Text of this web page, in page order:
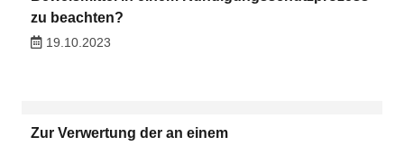
zu beachten?
19.10.2023
Zur Verwertung der an einem